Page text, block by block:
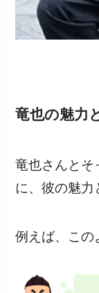
竜也の魅力
竜也さんとそ
に、彼の魅力
例えば、この